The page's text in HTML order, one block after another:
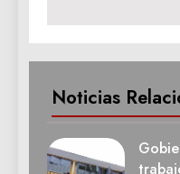
Noticias